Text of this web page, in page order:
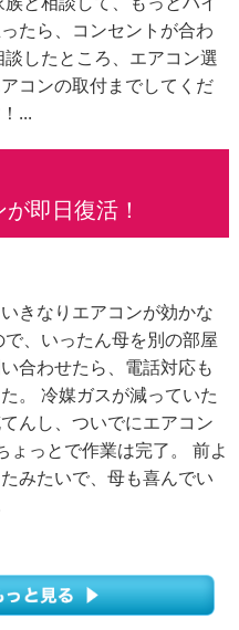
たら、コンセントが合わ
したところ、エアコン選
コンの取付までしてくだ
...
即日復活！
きなりエアコンが効かな
、いったん母を別の部屋
合わせたら、電話対応も
。 冷媒ガスが減っていた
んし、ついでにエアコン
っとで作業は完了。 前よ
みたいで、母も喜んでい